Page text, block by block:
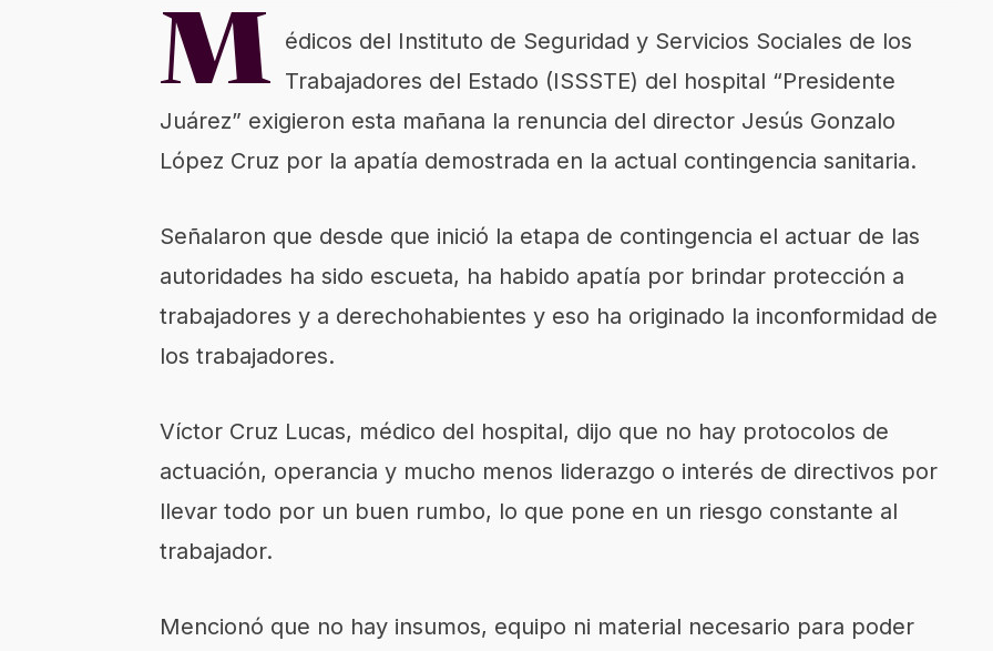
M édicos del Instituto de Seguridad y Servicios Sociales de los
Trabajadores del Estado (ISSSTE) del hospital “Presidente
Juárez” exigieron esta mañana la renuncia del director Jesús Gonzalo
López Cruz por la apatía demostrada en la actual contingencia sanitaria.
Señalaron que desde que inició la etapa de contingencia el actuar de las
autoridades ha sido escueta, ha habido apatía por brindar protección a
trabajadores y a derechohabientes y eso ha originado la inconformidad de
los trabajadores.
Víctor Cruz Lucas, médico del hospital, dijo que no hay protocolos de
actuación, operancia y mucho menos liderazgo o interés de directivos por
llevar todo por un buen rumbo, lo que pone en un riesgo constante al
trabajador.
Mencionó que no hay insumos, equipo ni material necesario para poder